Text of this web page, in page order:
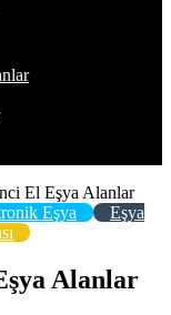
El Eşya Alanlar
Eşya
Eşya
Alanlar